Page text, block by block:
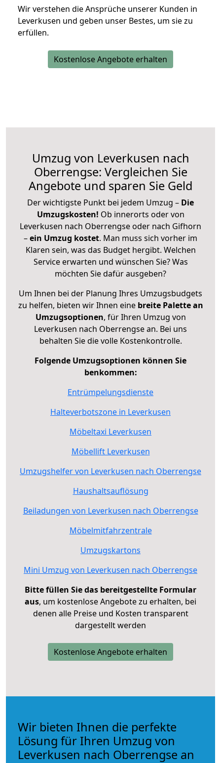
Wir verstehen die Ansprüche unserer Kunden in
Leverkusen und geben unser Bestes, um sie zu
erfüllen.
Kostenlose Angebote erhalten
Umzug von Leverkusen nach
Oberrengse: Vergleichen Sie
Angebote und sparen Sie Geld
Der wichtigste Punkt bei jedem Umzug – Die
Umzugskosten! Ob innerorts oder von
Leverkusen nach Oberrengse oder nach Gifhorn
–ein Umzug kostet. Man muss sich vorher im
Klaren sein, was das Budget hergibt. Welchen
Service erwarten und wünschen Sie? Was
möchten Sie dafür ausgeben?
Um Ihnen bei der Planung Ihres Umzugsbudgets
zu helfen, bieten wir Ihnen eine breite Palette an
Umzugsoptionen, für Ihren Umzug von
Leverkusen nach Oberrengse an. Bei uns
behalten Sie die volle Kostenkontrolle.
Folgende Umzugsoptionen können Sie
benkommen:
Entrümpelungsdienste
Halteverbotszone in Leverkusen
Möbeltaxi Leverkusen
Möbellift Leverkusen
Umzugshelfer von Leverkusen nach Oberrengse
Haushaltsauflösung
Beiladungen von Leverkusen nach Oberrengse
Möbelmitfahrzentrale
Umzugskartons
Mini Umzug von Leverkusen nach Oberrengse
Bitte füllen Sie das bereitgestellte Formular
aus, um kostenlose Angebote zu erhalten, bei
denen alle Preise und Kosten transparent
dargestellt werden
Kostenlose Angebote erhalten
Wir bieten Ihnen die perfekte
Lösung für Ihren Umzug von
Leverkusen nach Oberrengse an